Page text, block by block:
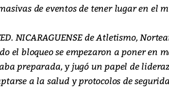
de eventos de tener lugar en el
NICARAGUENSE de Atletismo,
el bloqueo se empezaron a poner en
preparada, y jugó un papel de
a la salud y protocolos de